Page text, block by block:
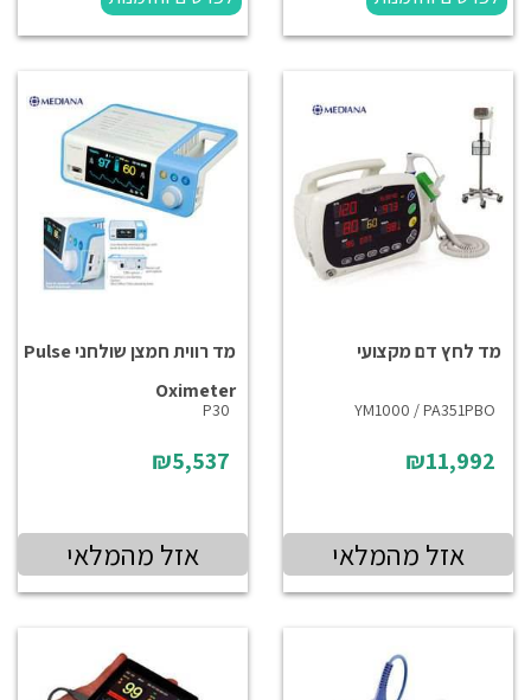
מד לחץ דם מקצועי
YM1000 / PA351PBO
₪11,992
אזל מהמלאי
מד רווית חמצן שולחני Pulse
Oximeter
P30
₪5,537
אזל מהמלאי